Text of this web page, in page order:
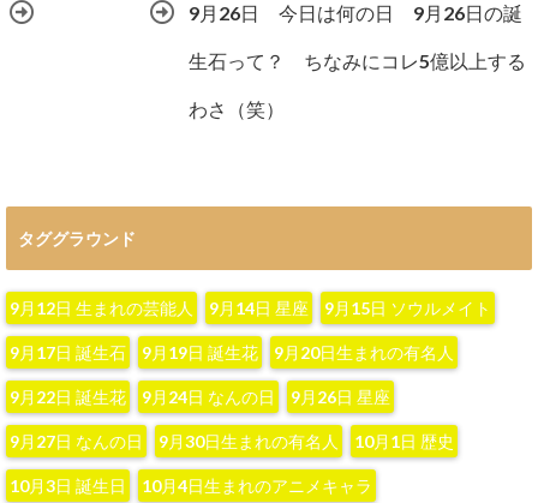
9月26日 今日は何の日 9月26日の誕
生石って？ ちなみにコレ5億以上する
わさ（笑）
タググラウンド
9月12日 生まれの芸能人 9月14日 星座 9月15日 ソウルメイト
9月17日 誕生石 9月19日 誕生花 9月20日生まれの有名人
9月22日 誕生花 9月24日 なんの日 9月26日 星座
9月27日 なんの日 9月30日生まれの有名人 10月1日 歴史
10月3日 誕生日 10月4日生まれのアニメキャラ